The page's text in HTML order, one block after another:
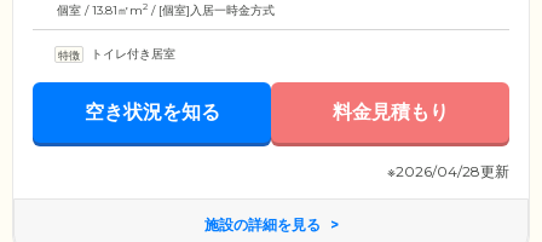
個室 / 13.81㎡m2 / [個室]入居一時金方式
トイレ付き居室
空き状況を知る 料金見積もり
※2026/04/28更新
施設の詳細を見る